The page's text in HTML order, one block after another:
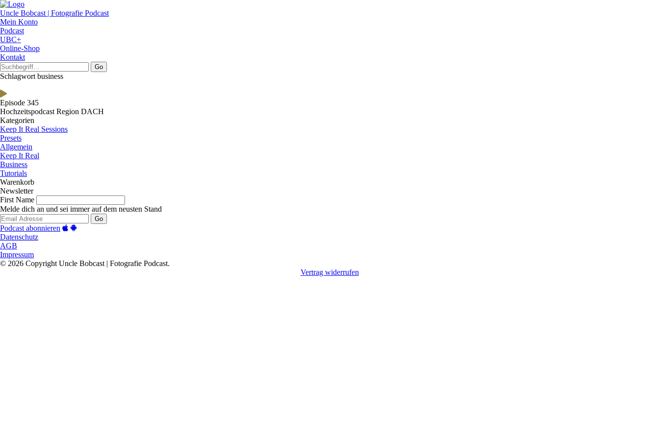
Uncle Bobcast | Fotografie Podcast
Mein Konto
Podcast
UBC+
Online-Shop
Kontakt
Go
Schlagwort business
Episode 345
Hochzeitspodcast Region DACH
Kategorien
Keep It Real Sessions
Presets
Allgemein
Keep It Real
Business
Tutorials
Warenkorb
Newsletter
First Name
Melde dich an und sei immer auf dem neusten Stand
Go
Podcast abonnieren
Datenschutz
AGB
Impressum
© 2026 Copyright Uncle Bobcast | Fotografie Podcast.
Vertrag widerrufen